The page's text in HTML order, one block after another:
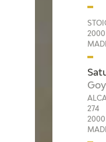
2000
274
2000